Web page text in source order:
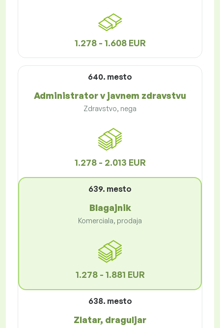
1.278 - 1.608 EUR
640. mesto
Administrator v javnem zdravstvu
Zdravstvo, nega
1.278 - 2.013 EUR
639. mesto
Blagajnik
Komerciala, prodaja
1.278 - 1.881 EUR
638. mesto
Zlatar, draguljar